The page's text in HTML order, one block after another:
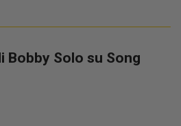
Bobby Solo su Song